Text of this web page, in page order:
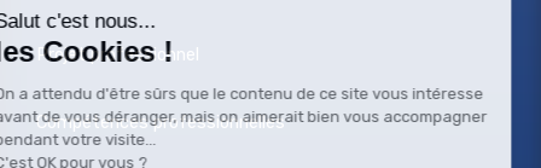
Projet professionnel
Compétences professionnelles